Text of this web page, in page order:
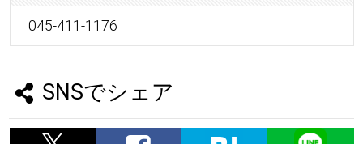
045-411-1176
SNSでシェア